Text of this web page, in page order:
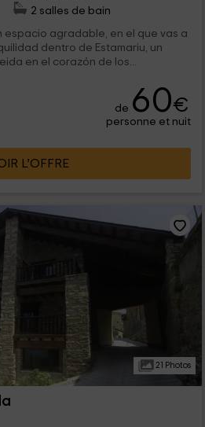
2 salles de bain
espacio agradable, en el que vas a
dentro de Estamariu, un
en el corazón de los...
de 60€
personne et nuit
L’OFFRE
21 Photos